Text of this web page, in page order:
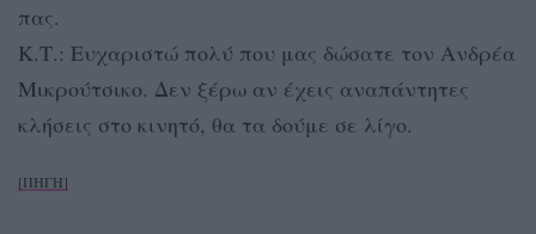
πας.
Κ.Τ.: Ευχαριστώ πολύ που μας δώσατε τον Ανδρέα
Μικρούτσικο. Δεν ξέρω αν έχεις αναπάντητες
κλήσεις στο κινητό, θα τα δούμε σε λίγο.
[ΠΗΓΗ]